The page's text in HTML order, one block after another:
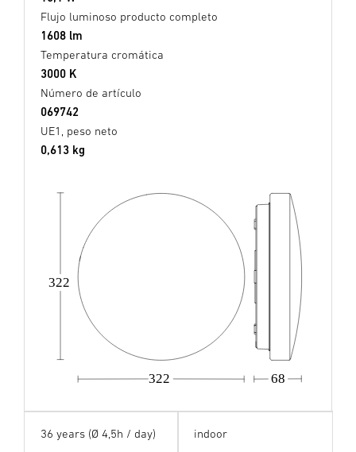
Flujo luminoso producto completo
1608 lm
Temperatura cromática
3000 K
Número de artículo
069742
UE1, peso neto
0,613 kg
68
322
322
36 years (Ø 4,5h / day) indoor